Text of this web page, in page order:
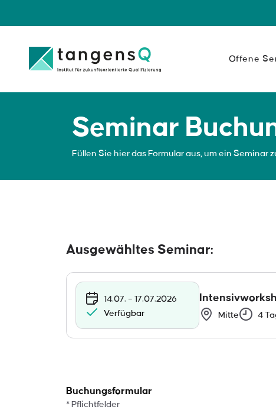
Offene
Ihres beruflichen
Inhalte anzeigen
Inhalte anzeigen
Seminar
Füllen Sie hier das Formular aus, um ein Seminar
Ausgewähltes Seminar:
14.07. – 17.07.2026
Verfügbar
Mitte 4
Buchungsformular
* Pflichtfelder